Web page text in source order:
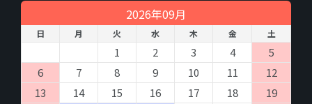
2026年09月
日 月 火 水 木 金 土
1 2 3 4
5
6
7 8 9 10 11
12
13
14 15 16 17 18
19